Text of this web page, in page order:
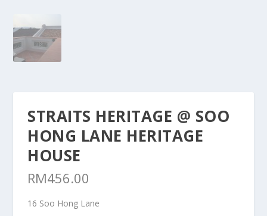
STRAITS HERITAGE @ SOO
HONG LANE HERITAGE
HOUSE
RM456.00
16 Soo Hong Lane